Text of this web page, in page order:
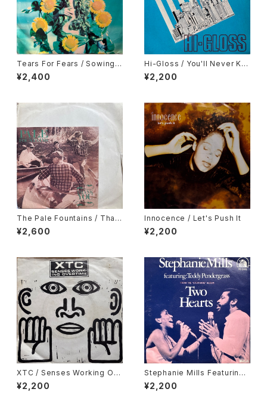
Tears For Fears / Sowing
The Seeds Of Love
¥2,400
Hi-Gloss / You'll Never Kn
ow
¥2,200
The Pale Fountains / Than
k You
¥2,600
Innocence / Let's Push It
¥2,200
XTC / Senses Working Ov
ertime
¥2,200
Stephanie Mills Featuring
Teddy Pendergrass / Two
Hearts
¥2,200